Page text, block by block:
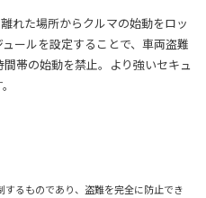
離れた場所からクルマの始動をロッ
ールを設定することで、車両盗難
帯の始動を禁止。より強いセキュ
るものであり、盗難を完全に防止でき